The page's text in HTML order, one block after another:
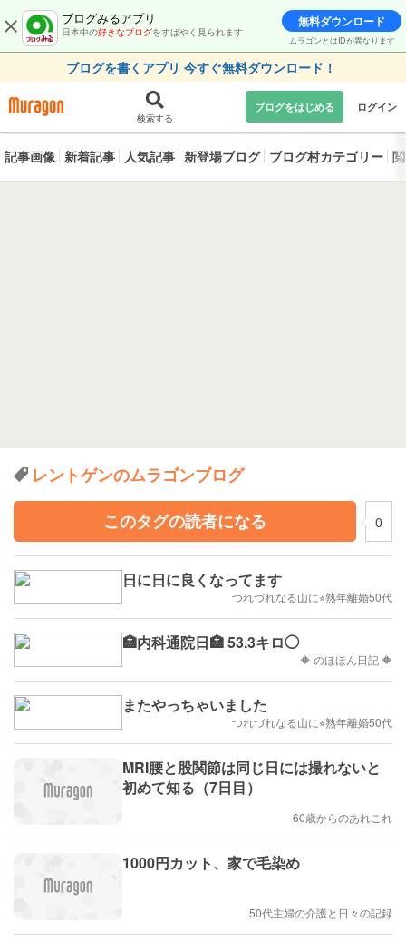
ブログみるアプリ
日本中の好きなブログをすばやく見られます
無料ダウンロード
ムラゴンとはIDが異なります
ブログを書くアプリ 今すぐ無料ダウンロード！
検索する
ブログをはじめる ログイン
記事画像 新着記事 人気記事 新登場ブログ ブログ村カテゴリー
レントゲンのムラゴンブログ
このタグの読者になる
0
日に日に良くなってます
つれづれなる山に⭐︎熟年離婚50代
🏥内科通院日🏥 53.3キロ◯
🔶 のほほん日記 🔶
またやっちゃいました
つれづれなる山に⭐︎熟年離婚50代
MRI腰と股関節は同じ日には撮れないと
初めて知る（7日目）
60歳からのあれこれ
1000円カット、家で毛染め
50代主婦の介護と日々の記録